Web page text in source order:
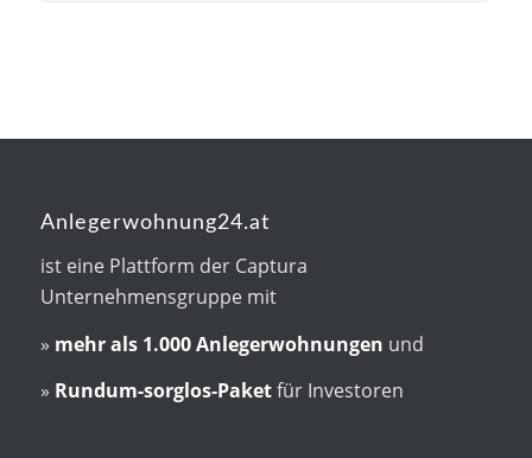
Anlegerwohnung24.at
ist eine Plattform der Captura
Unternehmensgruppe mit
» mehr als 1.000 Anlegerwohnungen und
» Rundum-sorglos-Paketfür Investoren